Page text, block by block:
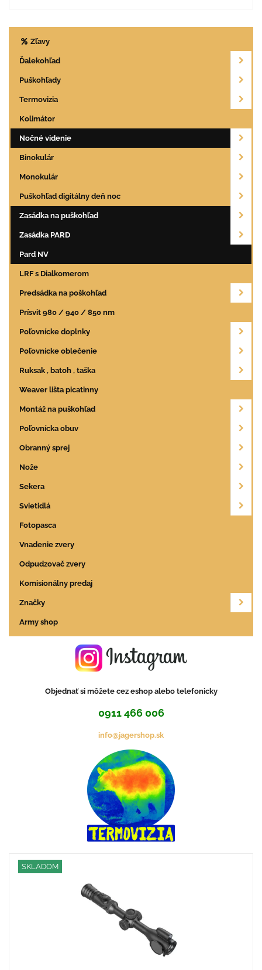
Zľavy
Ďalekohľad
Puškohľady
Termovizia
Kolimátor
Nočné videnie
Binokulár
Monokulár
Puškohľad digitálny deň noc
Zasádka na puškohľad
Zasádka PARD
Pard NV
LRF s Dialkomerom
Predsádka na poškohľad
Prísvit 980 / 940 / 850 nm
Poľovnícke doplnky
Poľovnícke oblečenie
Ruksak , batoh , taška
Weaver lišta picatinny
Montáž na puškohľad
Poľovnícka obuv
Obranný sprej
Nože
Sekera
Svietidlá
Fotopasca
Vnadenie zvery
Odpudzovač zvery
Komisionálny predaj
Značky
Army shop
Objednať si môžete cez eshop alebo telefonicky
0911 466 006
info@jagershop.sk
SKLADOM